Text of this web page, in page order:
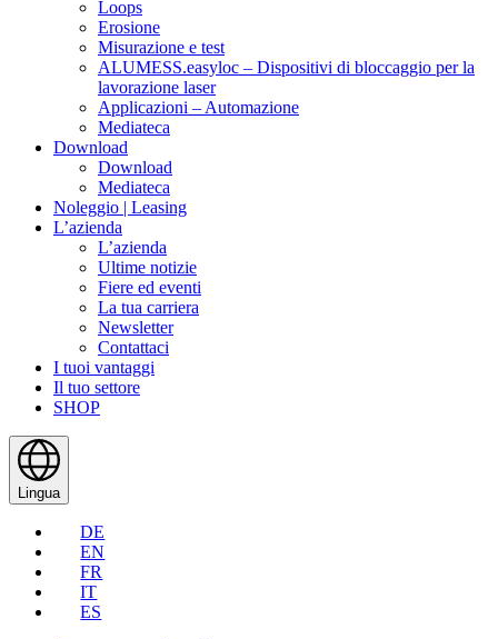
Loops
Erosione
Misurazione e test
ALUMESS.easyloc – Dispositivi di bloccaggio per la
lavorazione laser
Applicazioni – Automazione
Mediateca
Download
Download
Mediateca
Noleggio | Leasing
L’azienda
L’azienda
Ultime notizie
Fiere ed eventi
La tua carriera
Newsletter
Contattaci
I tuoi vantaggi
Il tuo settore
SHOP
Lingua
DE
EN
FR
IT
ES